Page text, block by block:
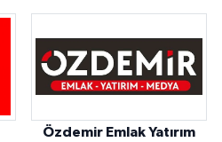
Özdemir Emlak Yatırım